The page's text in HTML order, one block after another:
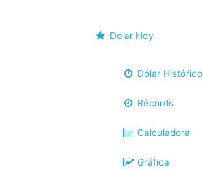
Dolar Hoy
Dólar Histórico
Récords
Calculadora
Gráfica